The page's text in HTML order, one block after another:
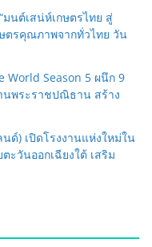
นต์เสน่ห์เกษตรไทย สู่
ตรคุณภาพจากทั่วไทย วัน
World Season 5 ผนึก 9
นพระราชปณิธาน สร้าง
ด์) เปิดโรงงานแห่งใหม่ใน
ะวันออกเฉียงใต้ เสริม